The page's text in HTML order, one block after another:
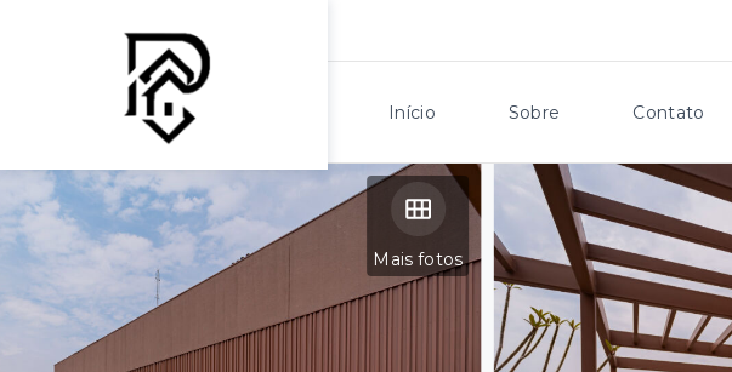
Início Sobre Contato
Mais fotos